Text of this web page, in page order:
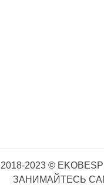
2018-2023 ©
ЗАНИМАЙТЕСЬ